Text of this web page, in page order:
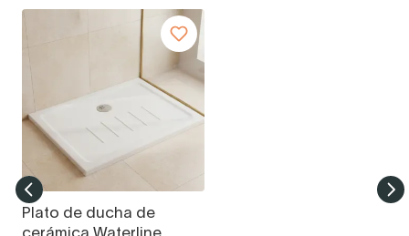
Plato de ducha de